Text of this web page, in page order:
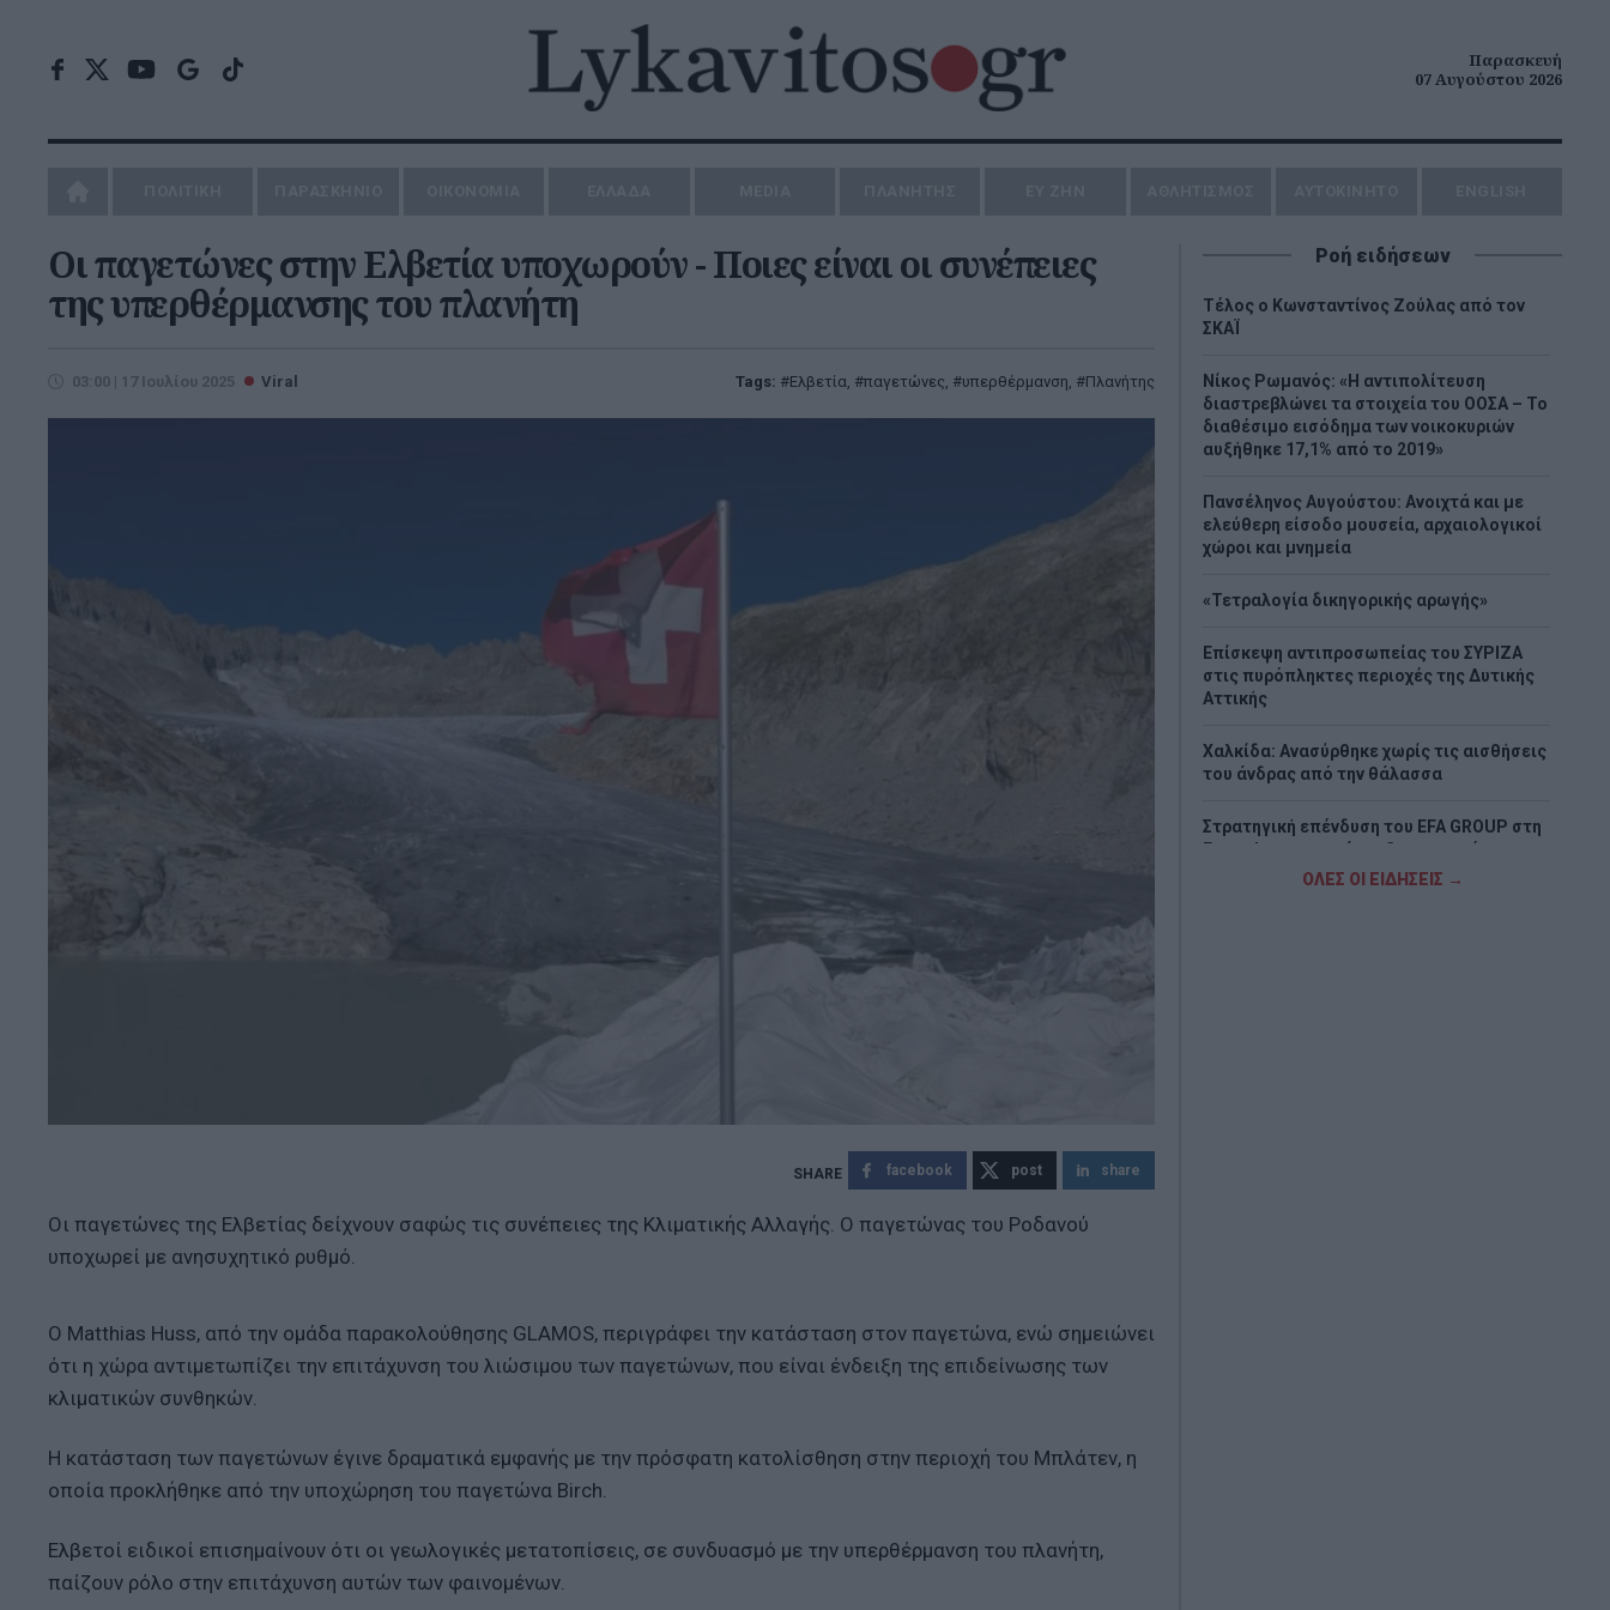
Παρασκευή
07 Αυγούστου 2026
Οι παγετώνες στην Ελβετία υποχωρούν - Ποιες είναι οι συνέπειες
της υπερθέρμανσης του πλανήτη
03:00 | 17 Ιουλίου 2025 Viral Tags: Ελβετία, παγετώνες, υπερθέρμανση, Πλανήτης
facebook post share
Οι παγετώνες της Ελβετίας δείχνουν σαφώς τις συνέπειες της Kλιματικής Aλλαγής. O παγετώνας του Ροδανού
υποχωρεί με ανησυχητικό ρυθμό.
Ο Matthias Huss, από την ομάδα παρακολούθησης GLAMOS, περιγράφει την κατάσταση στον παγετώνα, ενώ σημειώνει
ότι η χώρα αντιμετωπίζει την επιτάχυνση του λιώσιμου των παγετώνων, που είναι ένδειξη της επιδείνωσης των
κλιματικών συνθηκών.
Η κατάσταση των παγετώνων έγινε δραματικά εμφανής με την πρόσφατη κατολίσθηση στην περιοχή του Μπλάτεν, η
οποία προκλήθηκε από την υποχώρηση του παγετώνα Birch.
Ελβετοί ειδικοί επισημαίνουν ότι οι γεωλογικές μετατοπίσεις, σε συνδυασμό με την υπερθέρμανση του πλανήτη,
παίζουν ρόλο στην επιτάχυνση αυτών των φαινομένων.
Ροή ειδήσεων
Τέλος ο Κωνσταντίνος Ζούλας από τον
ΣΚΑΪ
Νίκος Ρωμανός: «Η αντιπολίτευση
διαστρεβλώνει τα στοιχεία του ΟΟΣΑ – Το
διαθέσιμο εισόδημα των νοικοκυριών
αυξήθηκε 17,1% από το 2019»
Πανσέληνος Αυγούστου: Ανοιχτά και με
ελεύθερη είσοδο μουσεία, αρχαιολογικοί
χώροι και μνημεία
«Τετραλογία δικηγορικής αρωγής»
Επίσκεψη αντιπροσωπείας του ΣΥΡΙΖΑ
στις πυρόπληκτες περιοχές της Δυτικής
Αττικής
Χαλκίδα: Ανασύρθηκε χωρίς τις αισθήσεις
του άνδρας από την θάλασσα
Στρατηγική επένδυση του EFA GROUP στη
Fractal για την ανάπτυξη προηγμένων
αμυντικών τεχνολογιών σε Ελλάδα και
ΟΛΕΣ ΟΙ ΕΙΔΗΣΕΙΣ →